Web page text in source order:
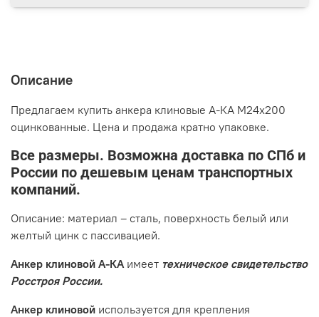
Описание
Предлагаем купить анкера клиновые А-КА М24х200
оцинкованные. Цена и продажа кратно упаковке.
Все размеры. Возможна доставка по СПб и
России по дешевым ценам транспортных
компаний.
Описание: материал – сталь, поверхность белый или
желтый цинк с пассивацией.
Анкер клиновой А-КА имеет техническое свидетельство
Росстроя России.
Анкер клиновой используется для крепления